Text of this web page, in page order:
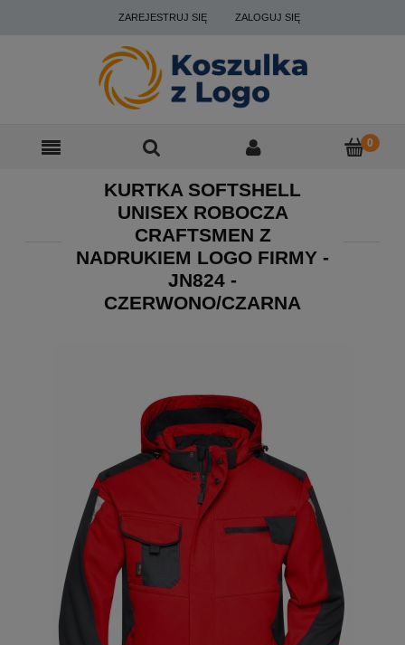
ZAREJESTRUJ SIĘ ZALOGUJ SIĘ
KURTKA SOFTSHELL
UNISEX ROBOCZA
CRAFTSMEN Z
NADRUKIEM LOGO FIRMY -
JN824 -
CZERWONO/CZARNA